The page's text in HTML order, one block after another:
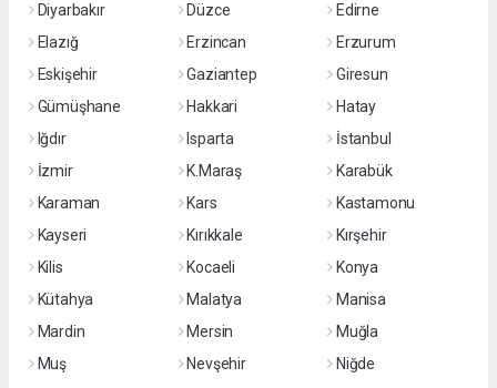
Diyarbakır
Düzce
Edirne
Elazığ
Erzincan
Erzurum
Eskişehir
Gaziantep
Giresun
Gümüşhane
Hakkari
Hatay
Iğdır
Isparta
İstanbul
İzmir
K.Maraş
Karabük
Karaman
Kars
Kastamonu
Kayseri
Kırıkkale
Kırşehir
Kilis
Kocaeli
Konya
Kütahya
Malatya
Manisa
Mardin
Mersin
Muğla
Muş
Nevşehir
Niğde